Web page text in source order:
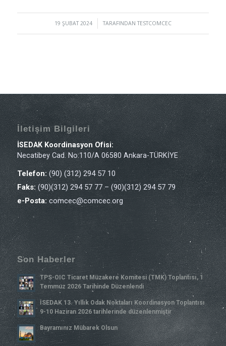
19 ŞUBAT 2024
/ TARAFINDANTESTCOMCEC
İletişim Bilgileri
İSEDAK Koordinasyon Ofisi:
Necatibey Cad. No:110/A 06580 Ankara-TÜRKİYE
Telefon:(90) (312) 294 57 10
Faks:(90)(312) 294 57 77 – (90)(312) 294 57 79
e-Posta:comcec@comcec.org
Son Haberler
TPS-OIC Ticaret Müzakere Komitesi (TMK) Toplantısı, 1
Temmuz 2026 Tarihinde Düzenlendi
İSEDAK 13. Yıllık Odak Noktaları Koordinasyon Toplantısı
9-10 Haziran 2026 tarihlerinde düzenlenmiştir
Bayramınız Mübarek Olsun